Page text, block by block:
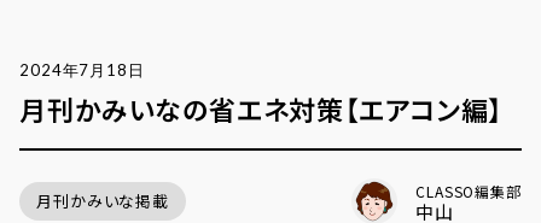
2024年7月18日
月刊かみいなの省エネ対策【エアコン編】
月刊かみいな掲載 CLASSO編集部
中山